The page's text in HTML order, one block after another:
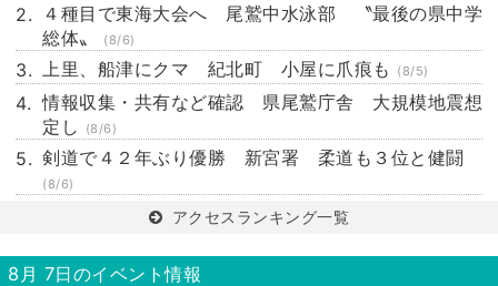
４種目で東海大会へ 尾鷲中水泳部 〝最後の県中学
総体〟
(8/6)
上里、船津にクマ 紀北町 小屋に爪痕も (8/5)
情報収集・共有など確認 県尾鷲庁舎 大規模地震想
定し
(8/6)
剣道で４２年ぶり優勝 新宮署 柔道も３位と健闘
(8/6)
アクセスランキング一覧
8月 7日のイベント情報